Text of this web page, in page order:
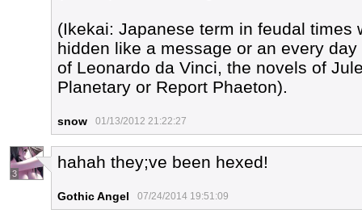
(Ikekai: Japanese term in feudal times
hidden like a message or an every
of Leonardo da Vinci, the novels of
Planetary or Report Phaeton).
snow 01/13/2012 21:22:27
3
hahah they;ve been hexed!
Gothic Angel 07/24/2014 19:51:09